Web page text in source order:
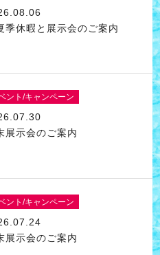
季休暇と展示会のご案内
ント/キャンペーン
展示会のご案内
ント/キャンペーン
展示会のご案内